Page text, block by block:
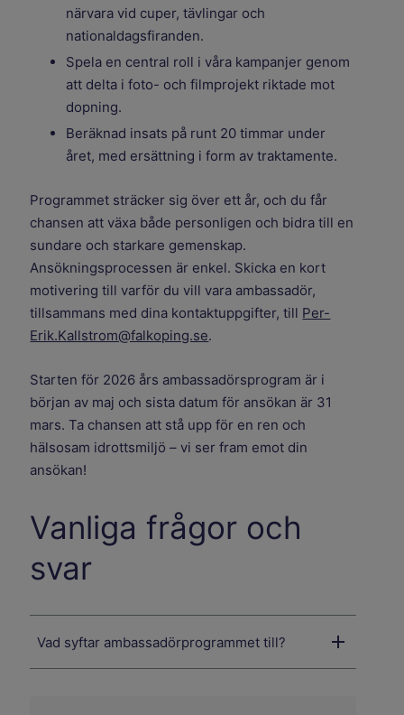
närvara vid cuper, tävlingar och
nationaldagsfiranden.
Spela en central roll i våra kampanjer genom
att delta i foto- och filmprojekt riktade mot
dopning.
Beräknad insats på runt 20 timmar under
året, med ersättning i form av traktamente.
Programmet sträcker sig över ett år, och du får
chansen att växa både personligen och bidra till en
sundare och starkare gemenskap.
Ansökningsprocessen är enkel. Skicka en kort
motivering till varför du vill vara ambassadör,
tillsammans med dina kontaktuppgifter, till Per-
Erik.Kallstrom@falkoping.se.
Starten för 2026 års ambassadörsprogram är i
början av maj och sista datum för ansökan är 31
mars. Ta chansen att stå upp för en ren och
hälsosam idrottsmiljö – vi ser fram emot din
ansökan!
Vanliga frågor och
svar
Vad syftar ambassadörprogrammet till?